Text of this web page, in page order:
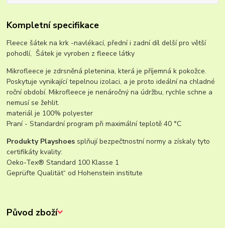
Kompletní specifikace
Fleece šátek na krk -navlékací, přední i zadní díl delší pro větší
pohodlí, Šátek je vyroben z fleece látky
Mikrofleece je zdrsněná pletenina, která je příjemná k pokožce.
Poskytuje vynikající tepelnou izolaci, a je proto ideální na chladné
roční období. Mikrofleece je nenáročný na údržbu, rychle schne a
nemusí se žehlit.
materiál je 100% polyester
Praní - Standardní program při maximální teplotě 40 °C
Produkty Playshoes splňují bezpečtnostní normy a získaly tyto
certifikáty kvality:
Oeko-Tex® Standard 100 Klasse 1
Geprüfte Qualität“ od Hohenstein institute
Původ zboží